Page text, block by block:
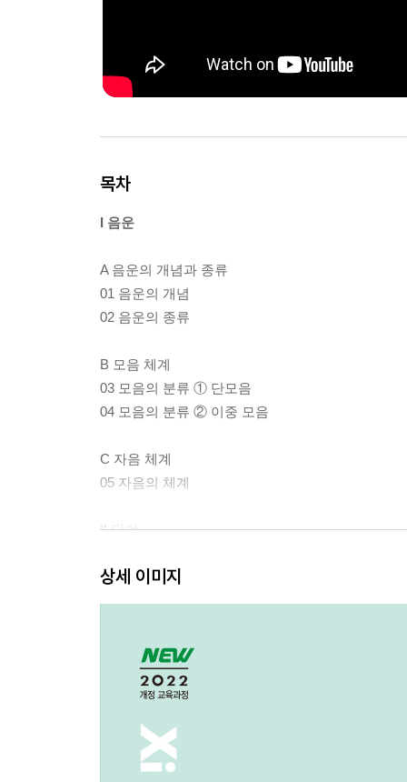
목차
I 음운
A 음운의 개념과 종류
01 음운의 개념
02 음운의 종류
B 모음 체계
03 모음의 분류 ① 단모음
04 모음의 분류 ② 이중 모음
C 자음 체계
05 자음의 체계
II 단어
D 품사
01 품사 분류
03 대명사
04 수사
05 동사
07 관형사
08 부사
상세 이미지